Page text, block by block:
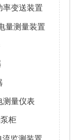
率变送装置
量测量装置
测量仪表
柜